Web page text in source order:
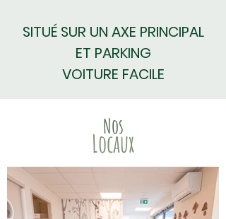
SITUÉ SUR UN AXE PRINCIPAL
ET PARKING
VOITURE FACILE
Nos
Locaux